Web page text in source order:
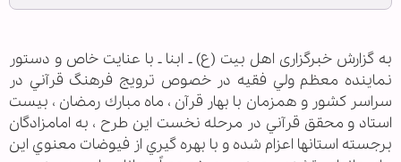
به گزارش خبرگزاری اهل بیت (ع) ـ ابنا ـ با عنايت خاص و دستور
نماينده معظم ولي فقيه در خصوص ترويج فرهنگ قرآني در
سراسر كشور و همزمان با بهار قرآن ، ماه مبارك رمضان ، بيست
استاد و محقق قرآني در مرحله نخست اين طرح ، به امامزادگان
برجسته استانها اعزام شده و با بهره گيري از فيوضات معنوي اين